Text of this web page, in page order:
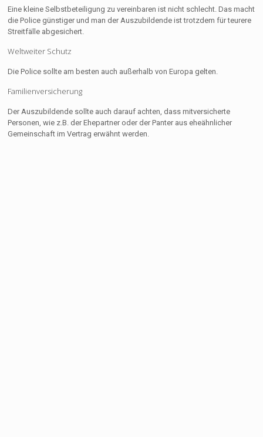
Eine kleine Selbstbeteiligung zu vereinbaren ist nicht schlecht. Das macht
die Police günstiger und man der Auszubildende ist trotzdem für teurere
Streitfälle abgesichert.
Weltweiter Schutz
Die Police sollte am besten auch außerhalb von Europa gelten.
Familienversicherung
Der Auszubildende sollte auch darauf achten, dass mitversicherte
Personen, wie z.B. der Ehepartner oder der Panter aus eheähnlicher
Gemeinschaft im Vertrag erwähnt werden.